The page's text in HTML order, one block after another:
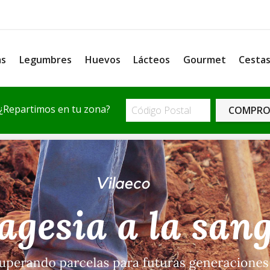
Legumbres Huevos Lácteos Gourmet Cestas
en tu zona?